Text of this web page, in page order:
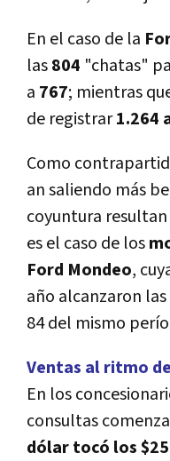
En el caso de la
las804 "chatas"
a 767; mientras
de registrar1.264
Como
an saliendo más
coyuntura resultan
es el caso de los
Ford Mondeo,
año alcanzaron las
84 del mismo
Ventas al ritmo
En los
consultas
dólar tocó los $25